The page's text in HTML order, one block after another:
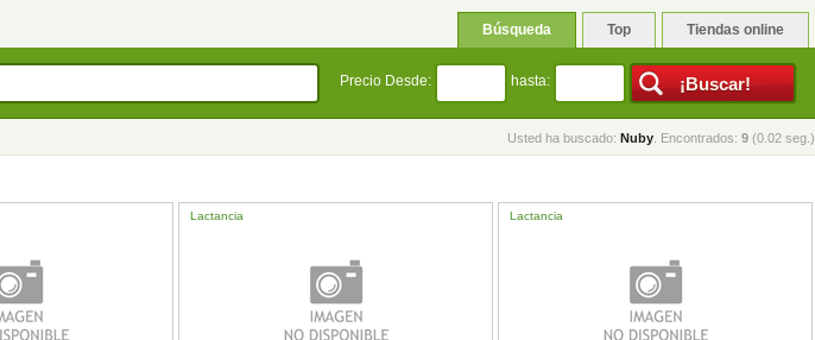
Búsqueda Top Tiendas online
Precio Desde: hasta:
Usted ha buscado: Nuby . Encontrados: 9 (0.02 seg.)
Lactancia Lactancia